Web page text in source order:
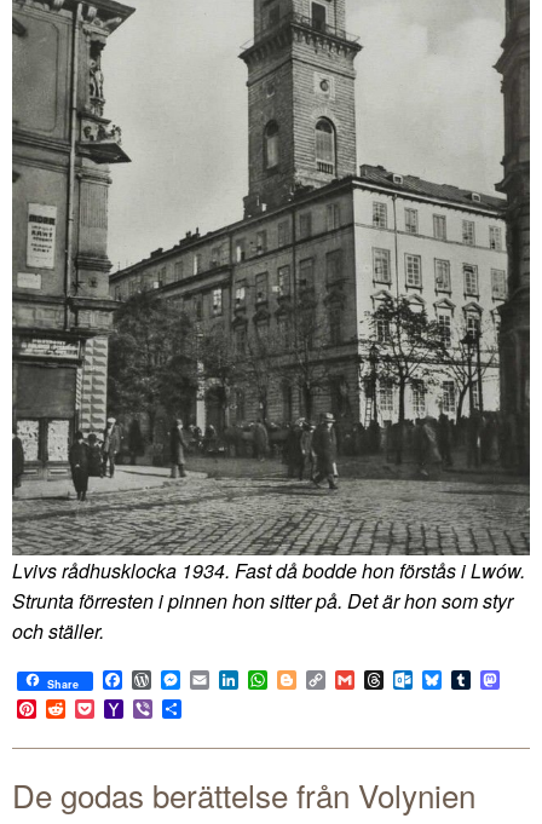
Lvivs rådhusklocka 1934. Fast då bodde hon förstås i Lwów.
Strunta förresten i pinnen hon sitter på. Det är hon som styr
och ställer.
Share Facebook
WordPress
Messenger
EmailLinkedIn
WhatsApp
BloggerCopy
Link
GmailThreadsOutlook.com
BlueskyTumblr
Pinterest
RedditPocketYahoo
Mail
Viber
De godas berättelse från Volynien